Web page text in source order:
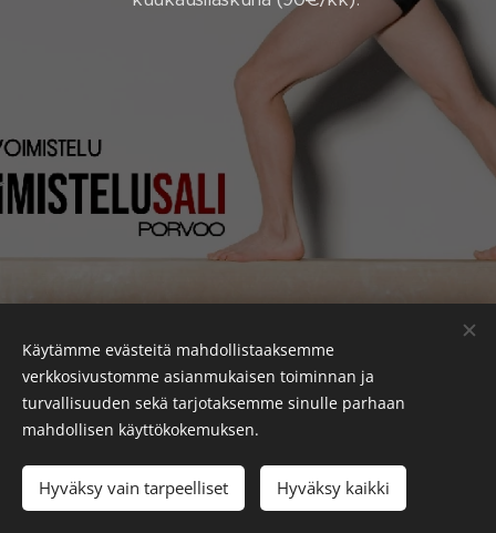
OTA YHTEYTTÄ
voimistelusaliporvoo@gmail.com
LuotuWebnodella Evästeet
Käytämme evästeitä mahdollistaaksemme
verkkosivustomme asianmukaisen toiminnan ja
turvallisuuden sekä tarjotaksemme sinulle parhaan
mahdollisen käyttökokemuksen.
Hyväksy vain tarpeelliset Hyväksy kaikki